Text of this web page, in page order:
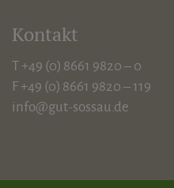
Kontakt
T +49 (0) 8661 9820 – 0
F +49 (0) 8661 9820 – 119
info@gut-sossau.de